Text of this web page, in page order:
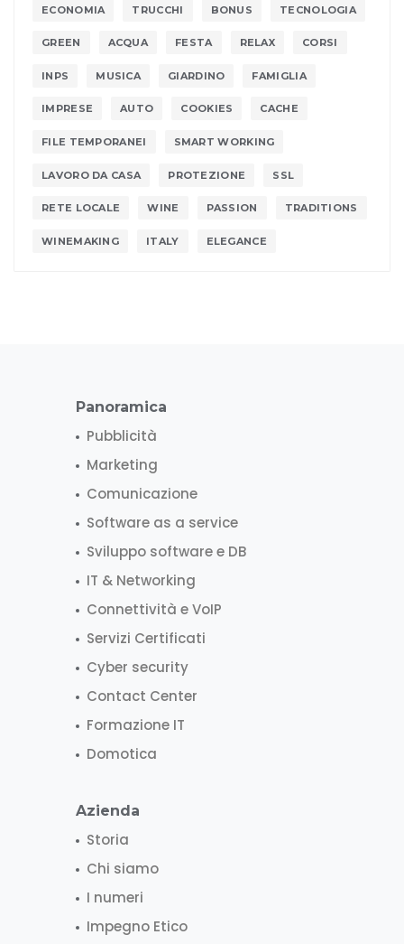
ECONOMIA TRUCCHI BONUS TECNOLOGIA
GREEN ACQUA FESTA RELAX CORSI
INPS MUSICA GIARDINO FAMIGLIA
IMPRESE AUTO COOKIES CACHE
FILE TEMPORANEI SMART WORKING
LAVORO DA CASA PROTEZIONE SSL
RETE LOCALE WINE PASSION TRADITIONS
WINEMAKING ITALY ELEGANCE
Panoramica
Pubblicità
Marketing
Comunicazione
Software as a service
Sviluppo software e DB
IT & Networking
Connettività e VoIP
Servizi Certificati
Cyber security
Contact Center
Formazione IT
Domotica
Azienda
Storia
Chi siamo
I numeri
Impegno Etico